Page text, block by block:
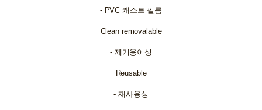
- PVC 캐스트 필름
Clean removalable
- 제거용이성
Reusable
- 재사용성